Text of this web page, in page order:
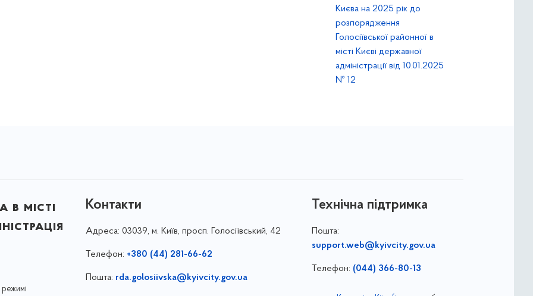
Києва на 2025 рік до
розпорядження
Голосіївської районної в
місті Києві державної
адміністрації від 10.01.2025
№ 12
в місті
Контакти
Адреса: 03039, м. Київ, просп. Голосіївський, 42
Телефон: +380 (44) 281-66-62
Пошта: rda.golosiivska@kyivcity.gov.ua
Технічна підтримка
Пошта:
support.web@kyivcity.gov.ua
Телефон: (044) 366-80-13